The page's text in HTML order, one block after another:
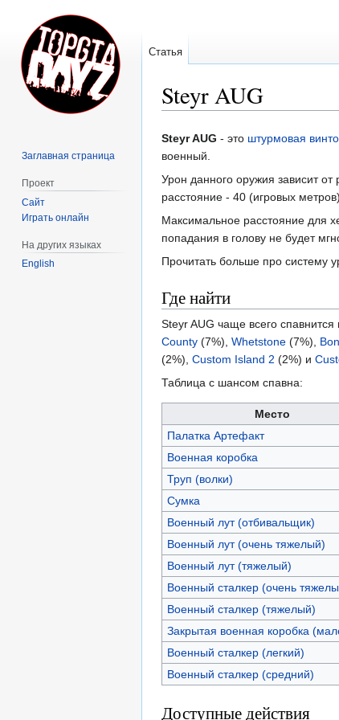
Steyr AUG
Перейти
Перейти
Steyr AUG - это штурмовая
военный.
Урон данного оружия зависит
расстояние - 40 (игровых
Максимальное расстояние для
попадания в голову не будет
Прочитать больше про систему
Где найти
Steyr AUG чаще всего спавнится
County (7%), Whetstone (7%),
(2%), Custom Island 2 (2%) и
Таблица с шансом спавна:
Место
Палатка Артефакт
Военная коробка
Труп (волки)
Сумка
Военный лут (отбивальщик)
Военный лут (очень тяжелый)
Военный лут (тяжелый)
Военный сталкер (очень
Военный сталкер (тяжелый)
Закрытая военная коробка
Военный сталкер (легкий)
Военный сталкер (средний)
Доступные действия
Статья
Заглавная страница
Проект
Сайт
Играть онлайн
На других языках
English